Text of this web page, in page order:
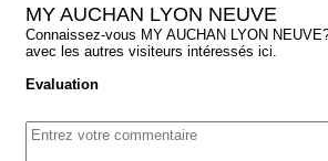
MY AUCHAN LYON NEUVE
Connaissez-vous MY AUCHAN LYON
avec les autres visiteurs intéressés ici.
Evaluation